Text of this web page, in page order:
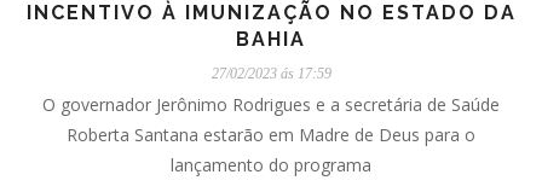
INCENTIVO À IMUNIZAÇÃO NO ESTADO DA
BAHIA
27/02/2023 ás 17:59
O governador Jerônimo Rodrigues e a secretária de Saúde
Roberta Santana estarão em Madre de Deus para o
lançamento do programa